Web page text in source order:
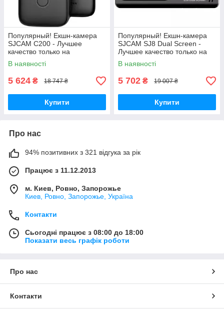
Популярный! Екшн-камера
SJCAM C200 - Лучшее
качество только на
Nukleon.com.ua
В наявності
5 624 ₴ 18 747 ₴
Купити
Популярный! Екшн-камера
SJCAM SJ8 Dual Screen -
Лучшее качество только на
Nukleon.com.ua
В наявності
5 702 ₴ 19 007 ₴
Купити
Про нас
94% позитивних з 321 відгука за рік
Працює з 11.12.2013
м. Киев, Ровно, Запорожье
Киев, Ровно, Запорожье, Україна
Контакти
Сьогодні працює з 08:00 до 18:00
Показати весь графік роботи
Про нас
Контакти